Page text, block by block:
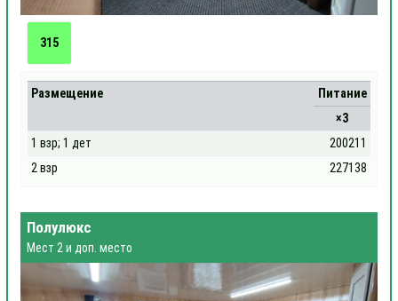
315
Размещение
Питание
×3
1 взр; 1 дет
200211
2 взр
227138
Полулюкс
Мест 2 и доп. место